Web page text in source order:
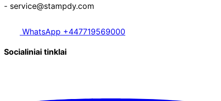
- service@stampdy.com
WhatsApp +447719569000
Socialiniai tinklai